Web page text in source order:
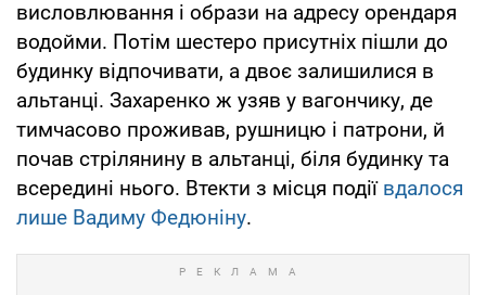
висловлювання і образи на адресу орендаря
водойми. Потім шестеро присутніх пішли до
будинку відпочивати, а двоє залишилися в
альтанці. Захаренко ж узяв у вагончику, де
тимчасово проживав, рушницю і патрони, й
почав стрілянину в альтанці, біля будинку та
всередині нього. Втекти з місця події вдалося
лише Вадиму Федюніну.